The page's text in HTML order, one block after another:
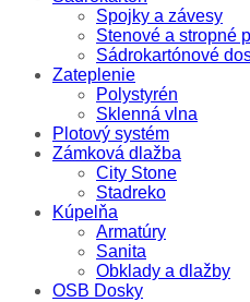
Spojky a závesy
Stenové a stropné
Sádrokartónové
Zateplenie
Polystyrén
Sklenná vlna
Plotový systém
Zámková dlažba
City Stone
Stadreko
Kúpelňa
Armatúry
Sanita
Obklady a dlažby
OSB Dosky